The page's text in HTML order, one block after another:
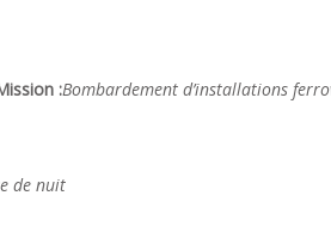
:Bombardement d’installations
de nuit